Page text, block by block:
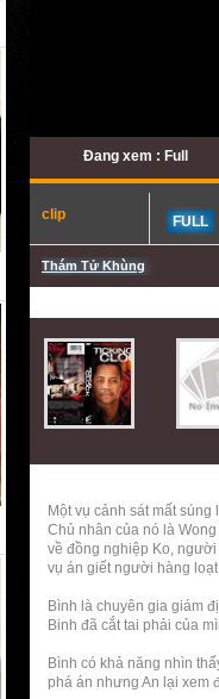
Đang xem : Full
clip FULL
Thám Tử Khùng
Một vụ cảnh sát mất
Chủ nhân của nó là
về đồng nghiệp Ko,
vụ án giết người hàng
Bình là chuyên gia giám
Binh đã cắt tai phải của
Bình có khả năng nhìn
phá án nhưng An lại xem